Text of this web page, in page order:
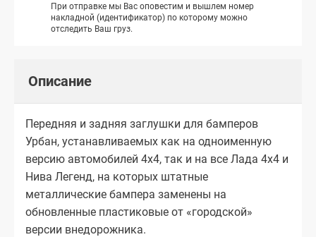
При отправке мы Вас оповестим и вышлем номер
накладной (идентификатор) по которому можно
отследить Ваш груз.
Описание
Передняя и задняя заглушки для бамперов
Урбан, устанавливаемых как на одноименную
версию автомобилей 4х4, так и на все Лада 4х4 и
Нива Легенд, на которых штатные
металлические бампера заменены на
обновленные пластиковые от «городской»
версии внедорожника.